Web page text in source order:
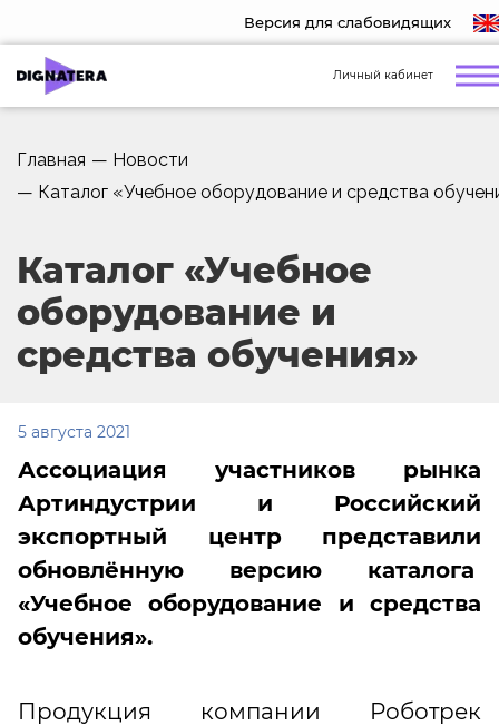
Версия для слабовидящих
Личный кабинет
Главная — Новости
— Каталог «Учебное оборудование и средства
Каталог «Учебное
оборудование и
средства обучения»
5 августа 2021
Ассоциация участников рынка
Артиндустрии и Российский
экспортный центр представили
обновлённую версию каталога
«Учебное оборудование и средства
обучения».
Продукция компании Роботрек